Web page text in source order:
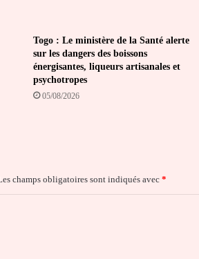
Togo : Le ministère de la Santé alerte
sur les dangers des boissons
énergisantes, liqueurs artisanales et
psychotropes
05/08/2026
champs obligatoires sont indiqués avec *